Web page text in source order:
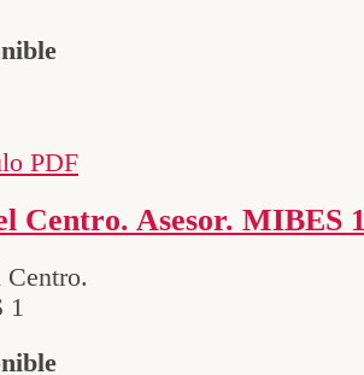
PDF
Centro. Asesor. MIBES